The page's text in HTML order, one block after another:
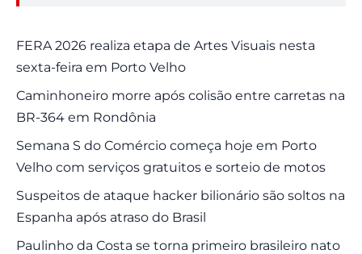
FERA 2026 realiza etapa de Artes Visuais nesta
sexta-feira em Porto Velho
Caminhoneiro morre após colisão entre carretas na
BR-364 em Rondônia
Semana S do Comércio começa hoje em Porto
Velho com serviços gratuitos e sorteio de motos
Suspeitos de ataque hacker bilionário são soltos na
Espanha após atraso do Brasil
Paulinho da Costa se torna primeiro brasileiro nato